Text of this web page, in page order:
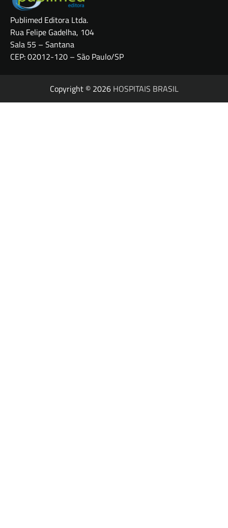
Publimed Editora Ltda.
Rua Felipe Gadelha, 104
Sala 55 – Santana
CEP: 02012-120 – São Paulo/SP
Copyright © 2026 HOSPITAIS BRASIL